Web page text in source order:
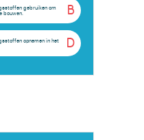
B
gebruiken om
bouwen.
D
opnemen in het